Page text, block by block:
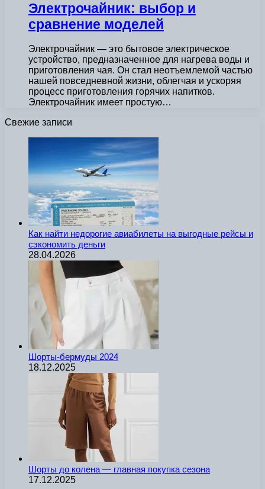
Электрочайник: выбор и
сравнение моделей
Электрочайник — это бытовое электрическое
устройство, предназначенное для нагрева воды и
приготовления чая. Он стал неотъемлемой частью
нашей повседневной жизни, облегчая и ускоряя
процесс приготовления горячих напитков.
Электрочайник имеет простую…
Свежие записи
Как найти недорогие авиабилеты на выгодные рейсы и
сэкономить деньги
28.04.2026
Шорты-бермуды 2024
18.12.2025
Шорты до колена — главная покупка сезона
17.12.2025